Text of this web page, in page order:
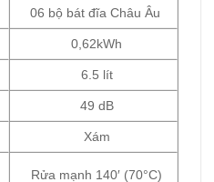
06 bộ bát đĩa Châu Âu
0,62kWh
6.5 lít
49 dB
Xám
Rửa mạnh 140′ (70°C)